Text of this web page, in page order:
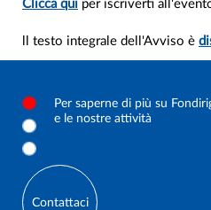
Clicca qui per iscriverti
ll testo integrale dell'Avviso è
Per saperne di più su
e le nostre attività
Contattaci